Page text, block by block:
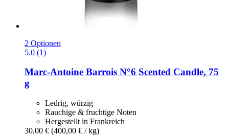
2 Optionen
5.0 (1)
Marc-Antoine Barrois N°6 Scented Candle, 75
g
Ledrig, würzig
Rauchige & fruchtige Noten
Hergestellt in Frankreich
30,00 € (400,00 € / kg)